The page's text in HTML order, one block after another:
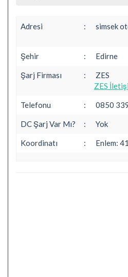
Adresi : simsek
Şehir : Edirne
Şarj Firması :
ZES
ZES
Telefonu : 0850
DC Şarj Var Mı? : Yok
Koordinatı : Enlem: